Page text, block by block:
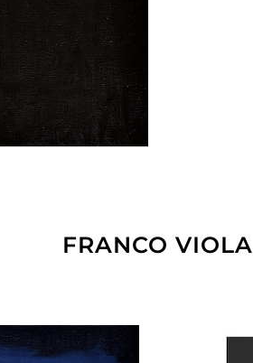
FRANCO VIOLA